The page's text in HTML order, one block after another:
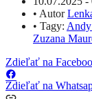
• Autor
• Tagy:
Zuzana
Zdieľať na
Zdieľať na